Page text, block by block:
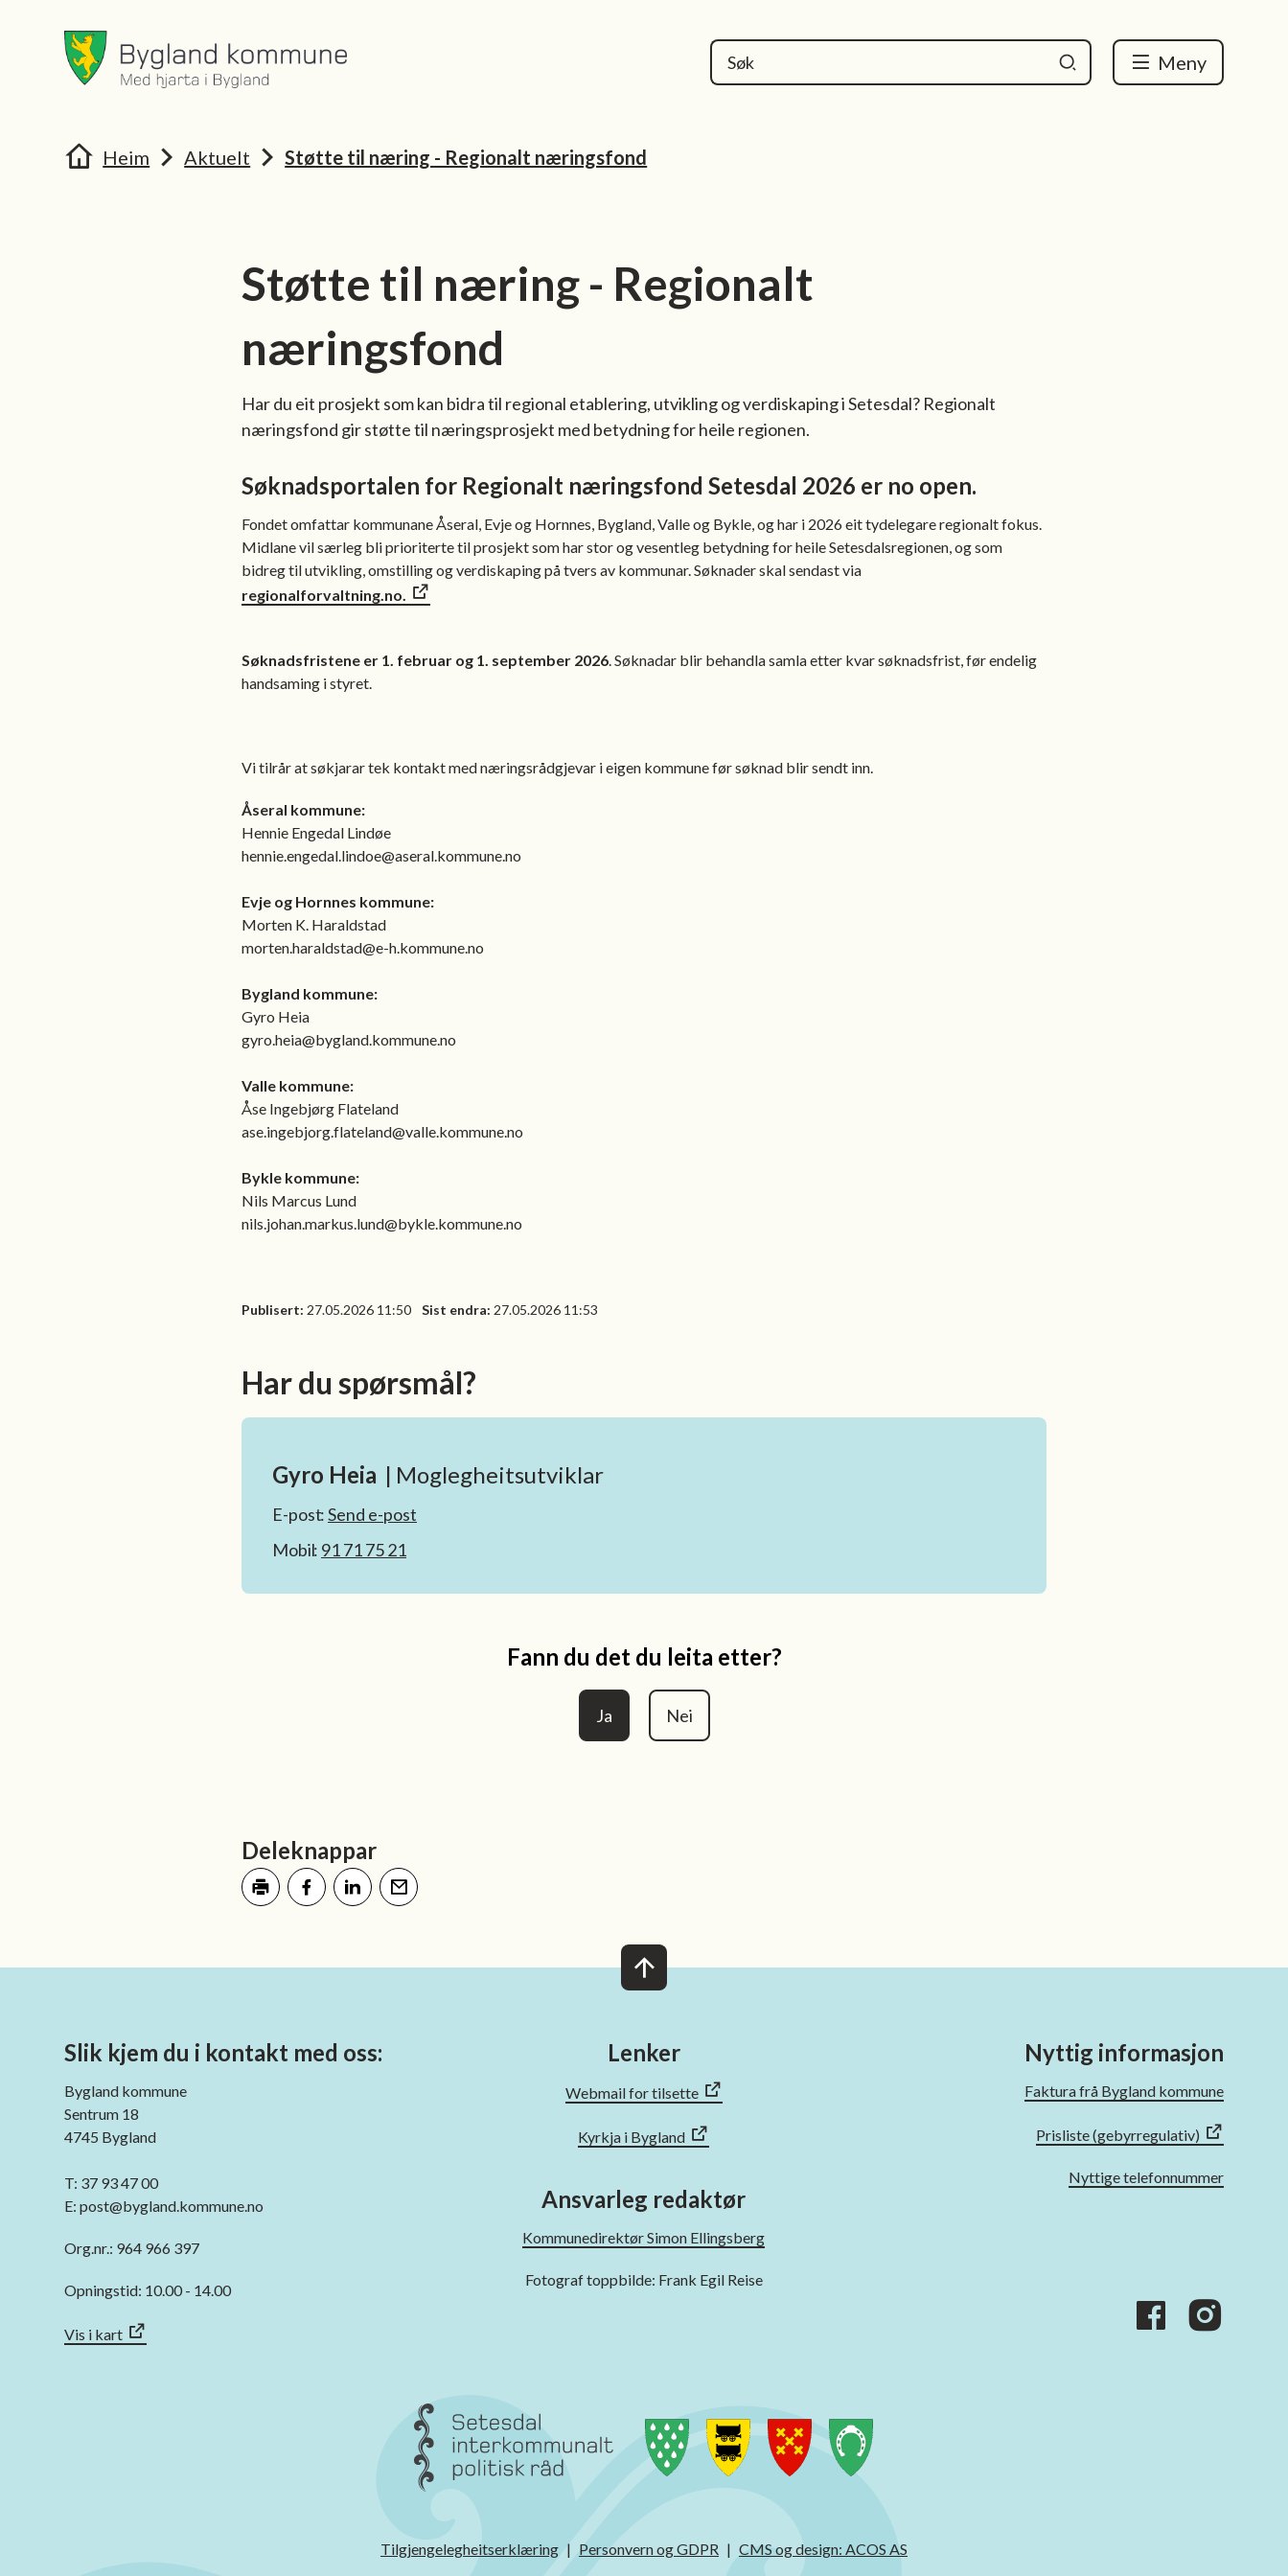
Bygland kommune
Meny
Du er her:Heim Aktuelt Støtte til næring - Regionalt næringsfond
Støtte til næring - Regionalt
næringsfond
Har du eit prosjekt som kan bidra til regional etablering, utvikling og verdiskaping i Setesdal? Regionalt
næringsfond gir støtte til næringsprosjekt med betydning for heile regionen.
Søknadsportalen for Regionalt næringsfond Setesdal 2026 er no open.
Fondet omfattar kommunane Åseral, Evje og Hornnes, Bygland, Valle og Bykle, og har i 2026 eit tydelegare regionalt fokus.
Midlane vil særleg bli prioriterte til prosjekt som har stor og vesentleg betydning for heile Setesdalsregionen, og som
bidreg til utvikling, omstilling og verdiskaping på tvers av kommunar. Søknader skal sendast via
regionalforvaltning.no.
Søknadsfristene er 1. februar og 1. september 2026. Søknadar blir behandla samla etter kvar søknadsfrist, før endelig
handsaming i styret.
Vi tilrår at søkjarar tek kontakt med næringsrådgjevar i eigen kommune før søknad blir sendt inn.
Åseral kommune:
Hennie Engedal Lindøe
hennie.engedal.lindoe@aseral.kommune.no
Evje og Hornnes kommune:
Morten K. Haraldstad
morten.haraldstad@e-h.kommune.no
Bygland kommune:
Gyro Heia
gyro.heia@bygland.kommune.no
Valle kommune:
Åse Ingebjørg Flateland
ase.ingebjorg.flateland@valle.kommune.no
Bykle kommune:
Nils Marcus Lund
nils.johan.markus.lund@bykle.kommune.no
Publisert 27.05.2026 11:50 Sist endra 27.05.2026 11:53
Har du spørsmål?
Gyro Heia Moglegheitsutviklar
E-postSend e-post
Mobil 91 71 75 21
Fann du det du leita etter?
Ja Nei
Deleknappar
Slik kjem du i kontakt med oss:
Bygland kommune
Sentrum 18
4745 Bygland
T: 37 93 47 00
E: post@bygland.kommune.no
Org.nr.: 964 966 397
Opningstid: 10.00 - 14.00
Vis i kart
Lenker
Webmail for tilsette
Kyrkja i Bygland
Ansvarleg redaktør
Kommunedirektør Simon Ellingsberg
Fotograf toppbilde: Frank Egil Reise
Nyttig informasjon
Faktura frå Bygland kommune
Prisliste (gebyrregulativ)
Nyttige telefonnummer
Tilgjengelegheitserklæring Personvern og GDPR CMS og design: ACOS AS